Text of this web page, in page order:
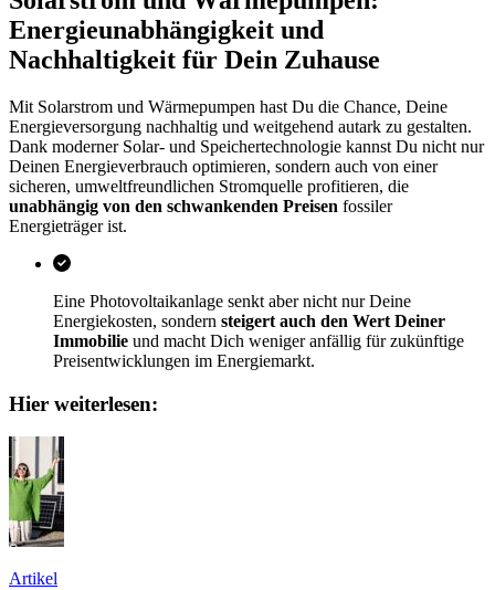
Energieunabhängigkeit und
Nachhaltigkeit für Dein Zuhause
Mit Solarstrom und Wärmepumpen hast Du die Chance, Deine
Energieversorgung nachhaltig und weitgehend autark zu gestalten.
Dank moderner Solar- und Speichertechnologie kannst Du nicht nur
Deinen Energieverbrauch optimieren, sondern auch von einer
sicheren, umweltfreundlichen Stromquelle profitieren, die
unabhängig von den schwankenden Preisen fossiler
Energieträger ist.
Eine Photovoltaikanlage senkt aber nicht nur Deine
Energiekosten, sondern steigert auch den Wert Deiner
Immobilie und macht Dich weniger anfällig für zukünftige
Preisentwicklungen im Energiemarkt.
Hier weiterlesen:
Artikel